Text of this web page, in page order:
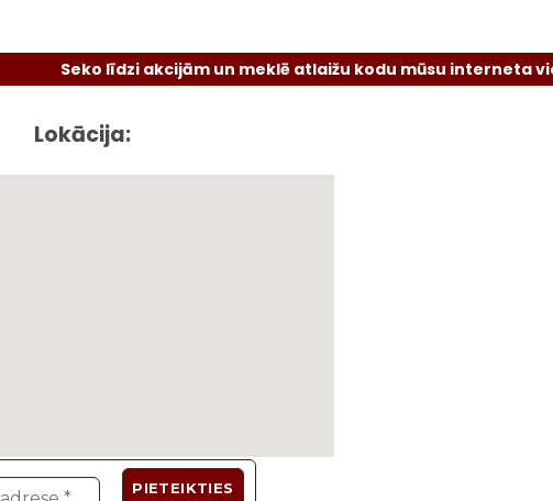
Seko līdzi akcijām un meklē atlaižu kodu mūsu interneta vietnē
Lokācija: